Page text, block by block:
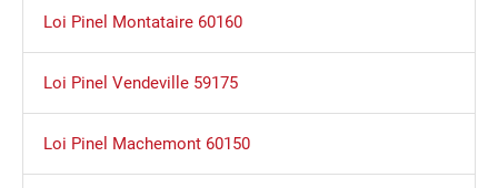
Loi Pinel Montataire 60160
Loi Pinel Vendeville 59175
Loi Pinel Machemont 60150